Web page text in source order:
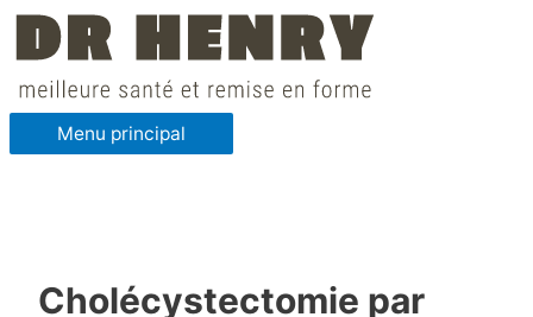
Menu principal
Cholécystectomie par